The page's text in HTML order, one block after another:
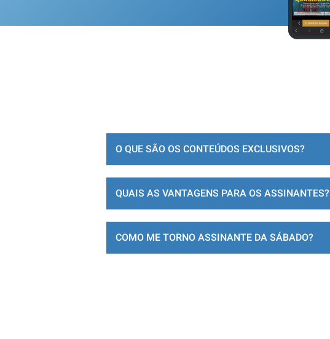
O QUE SÃO OS CONTEÚDOS EXCLUSIVOS?
QUAIS AS VANTAGENS PARA OS ASSINANTES?
COMO ME TORNO ASSINANTE DA SÁBADO?